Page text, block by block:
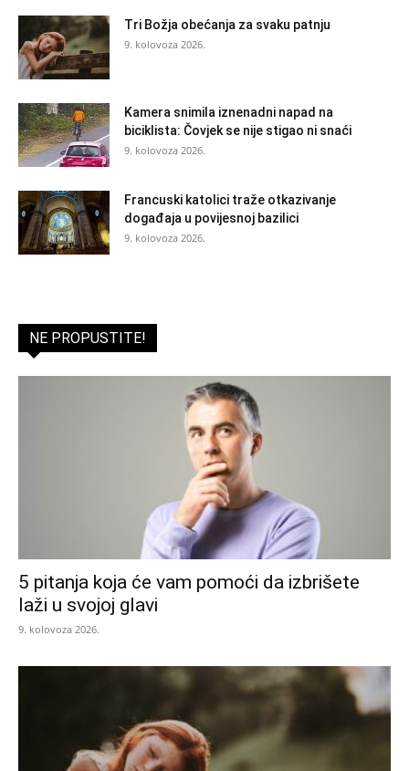
Tri Božja obećanja za svaku patnju
9. kolovoza 2026.
Kamera snimila iznenadni napad na
biciklista: Čovjek se nije stigao ni snaći
9. kolovoza 2026.
Francuski katolici traže otkazivanje
događaja u povijesnoj bazilici
9. kolovoza 2026.
NE PROPUSTITE!
5 pitanja koja će vam pomoći da izbrišete
laži u svojoj glavi
9. kolovoza 2026.